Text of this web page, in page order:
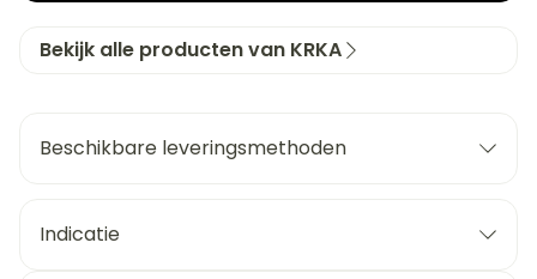
Bekijk alle producten van KRKA
Beschikbare leveringsmethoden
Indicatie